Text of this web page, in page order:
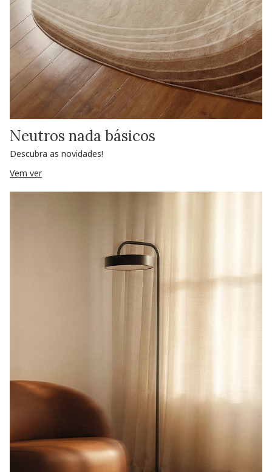
Neutros nada básicos
Descubra as novidades!
Vem ver